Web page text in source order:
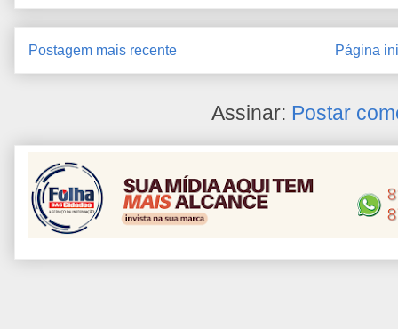
Postagem mais recente Página
Assinar: Postar